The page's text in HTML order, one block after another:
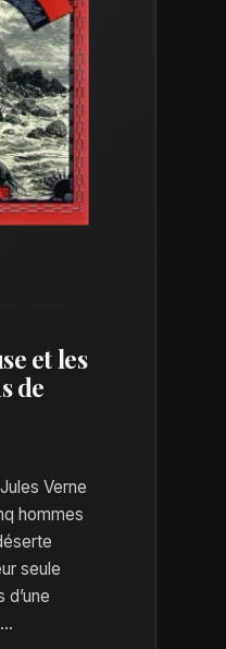
et les
de
Verne
hommes
seule